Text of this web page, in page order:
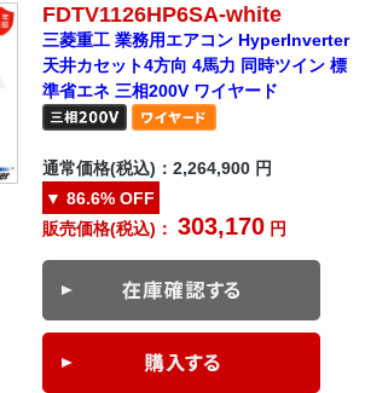
FDTV1126HP6SA-white
三菱重工 業務用エアコン HyperInverter
天井カセット4方向 4馬力 同時ツイン 標
準省エネ 三相200V ワイヤード
通常価格(税込)：2,264,900 円
▼ 86.6% OFF
販売価格(税込)：303,170 円